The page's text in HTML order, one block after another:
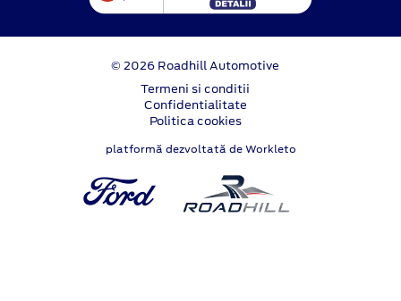
© 2026 Roadhill Automotive
Termeni si conditii
Confidentialitate
Politica cookies
platformă dezvoltată de Workleto